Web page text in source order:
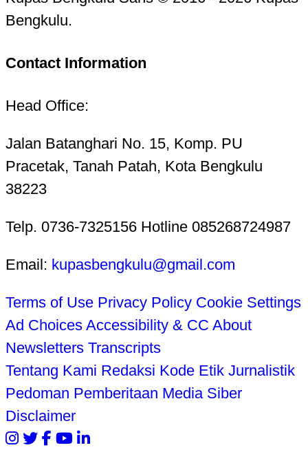
Bengkulu.
Contact Information
Head Office:
Jalan Batanghari No. 15, Komp. PU
Pracetak, Tanah Patah, Kota Bengkulu
38223
Telp. 0736-7325156 Hotline 085268724987
Email: kupasbengkulu@gmail.com
Terms of Use Privacy Policy Cookie Settings
Ad Choices Accessibility & CC About
Newsletters Transcripts
Tentang Kami Redaksi Kode Etik Jurnalistik
Pedoman Pemberitaan Media Siber
Disclaimer